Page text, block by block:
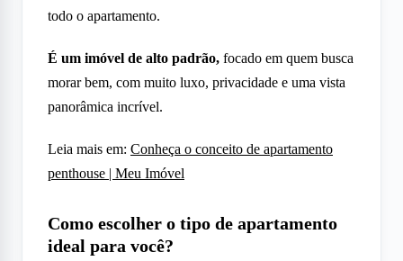
todo o apartamento.
É um imóvel de alto padrão, focado em quem busca
morar bem, com muito luxo, privacidade e uma vista
panorâmica incrível.
Leia mais em: Conheça o conceito de apartamento
penthouse | Meu Imóvel
Como escolher o tipo de apartamento
ideal para você?